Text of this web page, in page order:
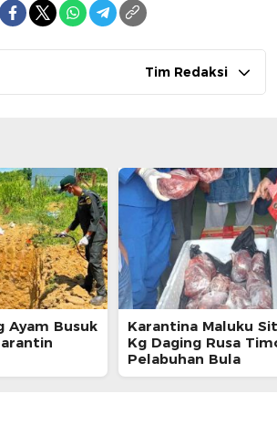
Tim Redaksi
Ayam Busuk
Karantina Maluku
Kg Daging Rusa
Pelabuhan Bula